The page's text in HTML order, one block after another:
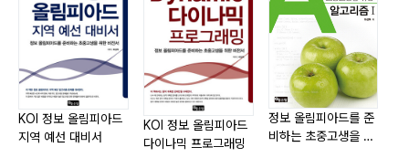
Lesson 6 UVA820 인터넷 대역폭
Part5 CC
Lesson 1 CC
Lesson 2 UVA147 달러
Lesson 3 UVA242 우표와 봉투 크기
KOI 정보 올림피아드
지역 예선 대비서
KOI 정보 올림피아드
다이나믹 프로그래밍
정보 올림피아드를 준
비하는 초중고생을 위